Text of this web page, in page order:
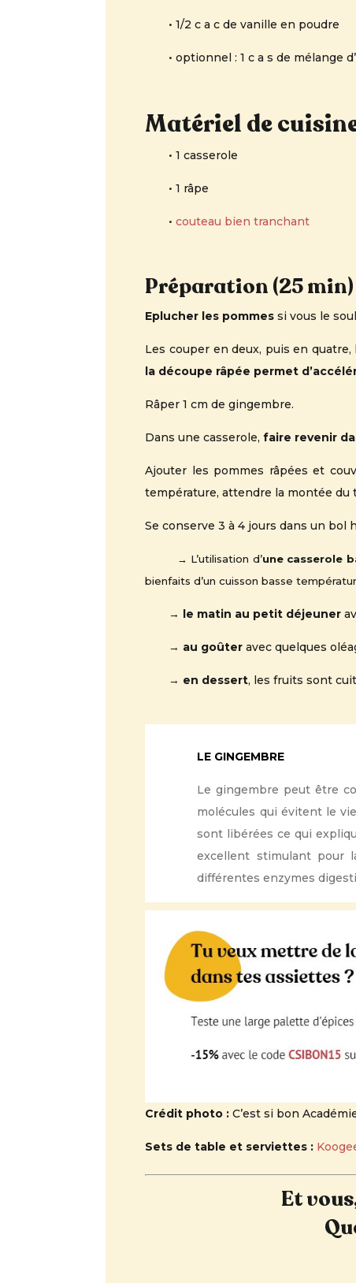
• 1/2 c a c de vanille en poudre
• optionnel : 1 c a s de mélange
Matériel de
• 1 casserole
• 1 râpe
•couteau bien tranchant
Préparation (25 min)
Eplucher les pommessi vous le
Les couper en deux, puis en
la découpe râpée permet
Râper 1 cm de gingembre.
Dans une casserole, faire revenir
Ajouter les pommes râpées et
température, attendre la montée du
Se conserve 3 à 4 jours dans un bol
→ L’utilisation d’une casserole
bienfaits d’un cuisson basse
→ le matin au petit déjeuner
→ au goûter avec quelques
→ en dessert, les fruits sont
LE GINGEMBRE
Le gingembre peut être
molécules qui évitent le
sont libérées ce qui
excellent stimulant pour
différentes enzymes
Crédit photo : C’est si bon
Sets de table et serviettes :
Et